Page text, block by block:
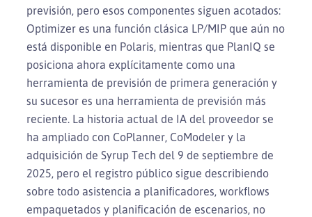
previsión, pero esos componentes siguen acotados:
Optimizer es una función clásica LP/MIP que aún no
está disponible en Polaris, mientras que PlanIQ se
posiciona ahora explícitamente como una
herramienta de previsión de primera generación y
su sucesor es una herramienta de previsión más
reciente. La historia actual de IA del proveedor se
ha ampliado con CoPlanner, CoModeler y la
adquisición de Syrup Tech del 9 de septiembre de
2025, pero el registro público sigue describiendo
sobre todo asistencia a planificadores, workflows
empaquetados y planificación de escenarios, no